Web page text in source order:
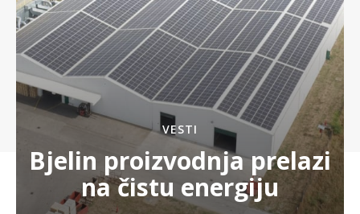
VESTI
Bjelin proizvodnja prelazi
na čistu energiju